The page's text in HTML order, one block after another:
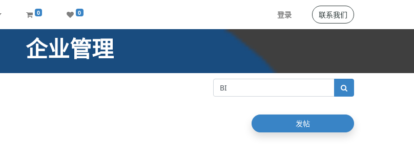
0 0 登录 联系我们
企业管理
发帖